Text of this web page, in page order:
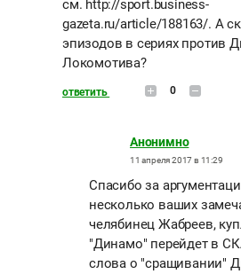
см. http://sport.business-
gazeta.ru/article/188163/. А
эпизодов в сериях против
Локомотива?
ответить 0
Анонимно
11 апреля 2017 в 11:29
Спасибо за
несколько ваших
челябинец Жабреев,
"Динамо" перейдет в
слова о "сращивании"